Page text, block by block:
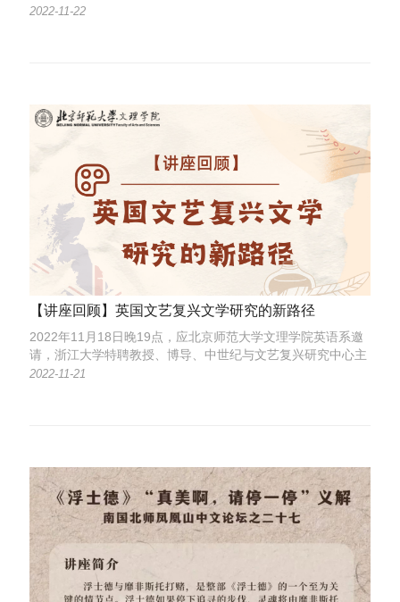
2022-11-22
【讲座回顾】英国文艺复兴文学研究的新路径
2022年11月18日晚19点，应北京师范大学文理学院英语系邀
请，浙江大学特聘教授、博导、中世纪与文艺复兴研究中心主
任，郝田虎教授前来我校励教楼B202室进行学术讲座。
2022-11-21